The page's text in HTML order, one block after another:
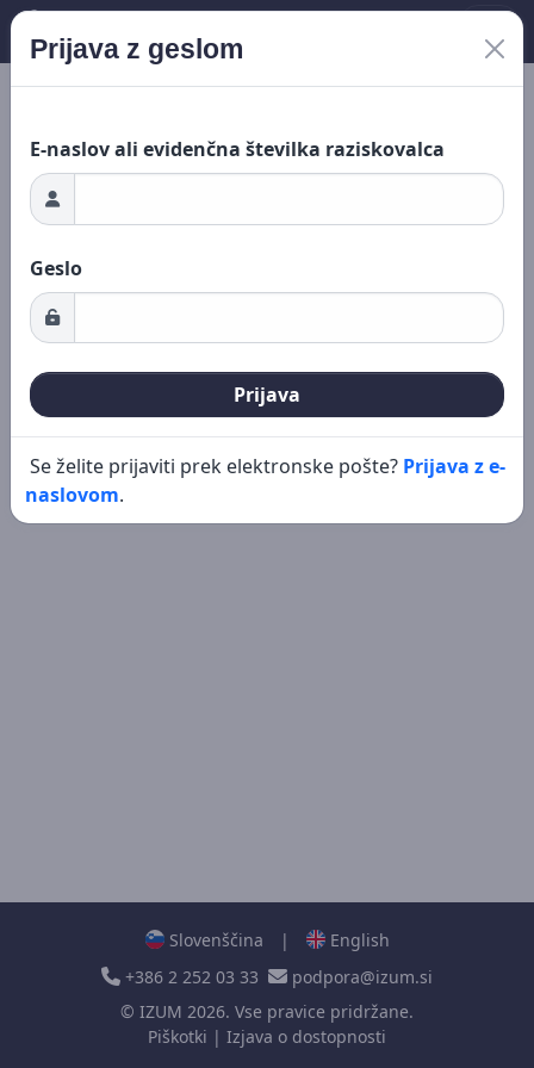
Nalaganje ...
Prijava z geslom
E-naslov ali evidenčna številka raziskovalca
Geslo
Prijava
Se želite prijaviti prek elektronske pošte? Prijava z e-
naslovom.
Slovenščina |
English
+386 2 252 03 33
podpora@izum.si
© IZUM 2026. Vse pravice pridržane.
Piškotki | Izjava o dostopnosti